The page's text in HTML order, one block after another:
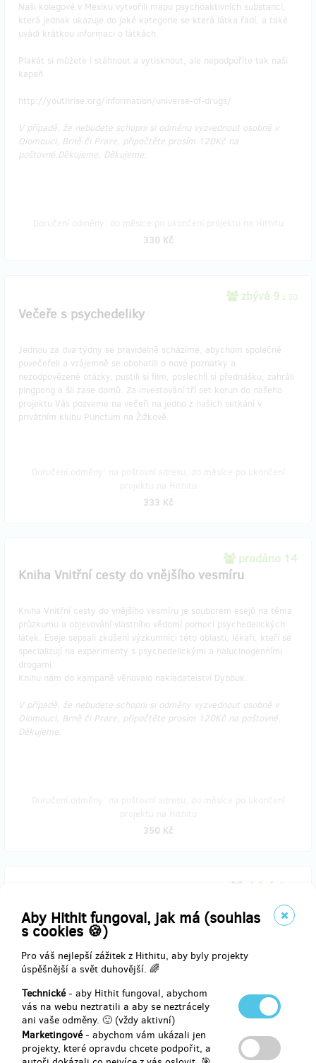
Aby Hithit fungoval, jak má (souhlas
s cookies 🍪)
Pro váš nejlepší zážitek z Hithitu, aby byly projekty
úspěšnější a svět duhovější. 🌈
Technické- aby Hithit fungoval, abychom
vás na webu neztratili a aby se neztrácely
ani vaše odměny. 🙂 (vždy aktivní)
Marketingové- abychom vám ukázali jen
projekty, které opravdu chcete podpořit, a
Naši kolegové v Mexiku vytvořili mapu psychoaktivních substancí,
která jednak ukazuje do jaké kategorie se která látka řadí, a také
uvádí krátkou informaci o látkách.
Plakát si můžete i stáhnout a vytisknout, ale nepodpoříte tak naši
kapaň.
http://youthrise.org/information/universe-of-drugs/
V případě, že nebudete schopni si odměnu vyzvednout osobně v
Olomouci, Brně či Praze, připočtěte prosím 120Kč na
poštovné.Děkujeme.​​​​​​ Děkujeme.​​​​​​​​
330 Kč
zbývá 9 z 30
Večeře s psychedeliky
Jednou za dva týdny se pravidelně scházíme, abychom společně
povečeřeli a vzájemně se obohatili o nové poznatky a
nezodpovězené otázky, pustili si film, poslechli si přednášku, zahráli
pingpong a šli zase domů. Za investování tří set korun do našeho
projektu Vás pozveme na večeři na jedno z našich setkání v
privátním klubu Punctum na Žižkově.
333 Kč
prodáno 14
Kniha Vnitřní cesty do vnějšího vesmíru
Kniha Vnitřní cesty do vnějšího vesmíru je souborem esejů na téma
průzkumu a objevování vlastního vědomí pomocí psychedelických
látek. Eseje sepsali zkušení výzkumníci této oblasti, lékaři, kteří se
specializují na experimenty s psychedelickými a halucinogenními
drogami.
Knihu nám do kampaně věnovalo nakladatelství Dybbuk.
V případě, že nebudete schopni si odměny vyzvednout osobně v
Olomouci, Brně či Praze, připočtěte prosím 120Kč na poštovné.
Děkujeme.
350 Kč
zbývá 1
Zcestovalý vizionářský umělec Alexander Ward věnoval dva kusy
psychedelického obrazu překypujícího barvami a pulzující energií.
Grafika má rozměry 30cm x 27cm a je lemována bílým okrajem.
Autor ji doplnil o vlastní podpis.
Náhled:https://tinyurl.com/y8m3a6vf